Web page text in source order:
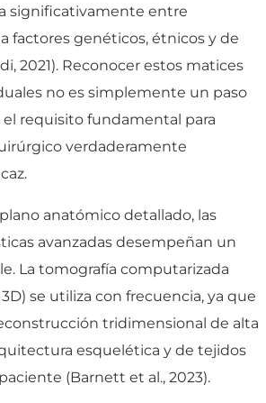
significativamente entre
factores genéticos, étnicos y de
2021). Reconocer estos matices
no es simplemente un paso
el requisito fundamental para
verdaderamente
anatómico detallado, las
avanzadas desempeñan un
La tomografía computarizada
se utiliza con frecuencia, ya que
tridimensional de alta
esquelética y de tejidos
(Barnett et al., 2023).